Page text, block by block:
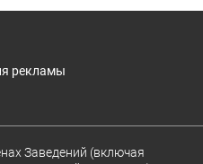
рекламы
Заведений (включая